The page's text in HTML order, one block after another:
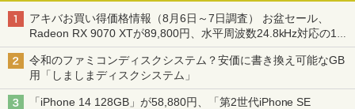
アキバお買い得価格情報（8月6日～7日調査） お盆セール、
Radeon RX 9070 XTが89,800円、水平周波数24.8kHz対応の17
型モニターが9,801円、暑さ指数連動セール ほか
令和のファミコンディスクシステム？安価に書き換え可能なGB
用「しましまディスクシステム」
「iPhone 14 128GB」が58,880円、「第2世代iPhone SE